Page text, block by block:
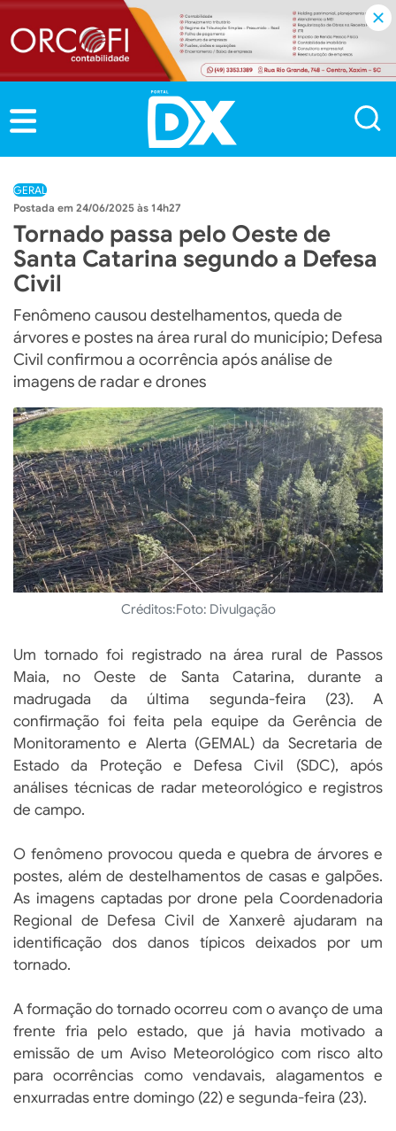
GERAL
24/06/2025 às 14h27
Tornado passa pelo Oeste de
Santa Catarina segundo a Defesa
Civil
Fenômeno causou destelhamentos, queda de
árvores e postes na área rural do município; Defesa
Civil confirmou a ocorrência após análise de
imagens de radar e drones
Créditos:Foto: Divulgação
Um tornado foi registrado na área rural de Passos
Maia, no Oeste de Santa Catarina, durante a
madrugada da última segunda-feira (23). A
confirmação foi feita pela equipe da Gerência de
Monitoramento e Alerta (GEMAL) da Secretaria de
Estado da Proteção e Defesa Civil (SDC), após
análises técnicas de radar meteorológico e registros
de campo.
O fenômeno provocou queda e quebra de árvores e
postes, além de destelhamentos de casas e galpões.
As imagens captadas por drone pela Coordenadoria
Regional de Defesa Civil de Xanxerê ajudaram na
identificação dos danos típicos deixados por um
tornado.
A formação do tornado ocorreu com o avanço de uma
frente fria pelo estado, que já havia motivado a
emissão de um Aviso Meteorológico com risco alto
para ocorrências como vendavais, alagamentos e
enxurradas entre domingo (22) e segunda-feira (23).